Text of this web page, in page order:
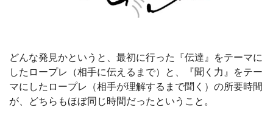
どんな発見かというと、最初に行った『伝達』をテーマに
したロープレ（相手に伝えるまで）と、『聞く力』をテー
マにしたロープレ（相手が理解するまで聞く）の所要時間
が、どちらもほぼ同じ時間だったということ。